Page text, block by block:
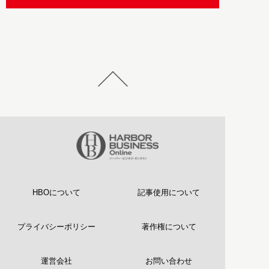
HBOについて 記事使用について
プライバシーポリシー 著作権について
運営会社 お問い合わせ